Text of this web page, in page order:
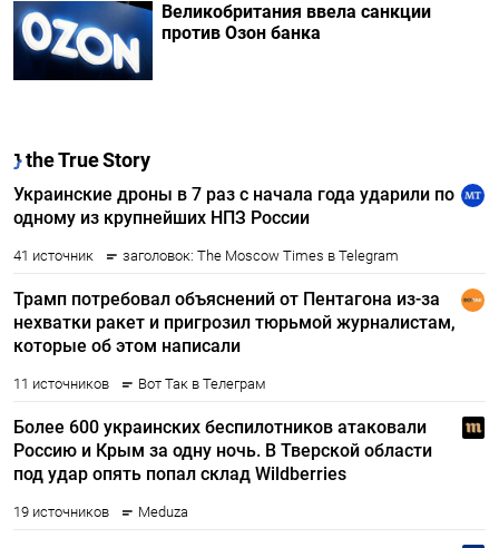
Великобритания ввела санкции
против Озон банка